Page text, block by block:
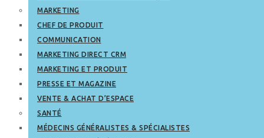
MARKETING
CHEF DE PRODUIT
COMMUNICATION
MARKETING DIRECT CRM
MARKETING ET PRODUIT
PRESSE ET MAGAZINE
VENTE & ACHAT D’ESPACE
SANTÉ
MÉDECINS GÉNÉRALISTES & SPÉCIALISTES